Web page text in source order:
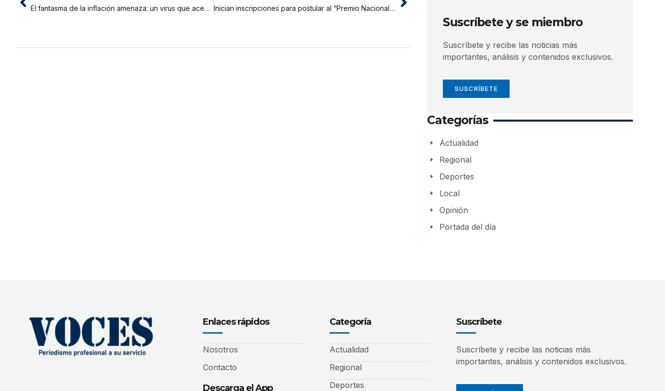
El fantasma de la inflación amenaza: un virus que acecha el mundo Inician inscripciones para postular al “Premio Nacional a la Mujer Artesana 2021”
Suscríbete y se miembro
Suscríbete y recibe las noticias más
importantes, análisis y contenidos exclusivos.
SUSCRÍBETE
Categorías
Actualidad
Regional
Deportes
Local
Opinión
Portada del día
Enlaces rápidos
Nosotros
Contacto
Descarga el App
Categoría
Actualidad
Regional
Deportes
Suscríbete
Suscríbete y recibe las noticias más
importantes, análisis y contenidos exclusivos.